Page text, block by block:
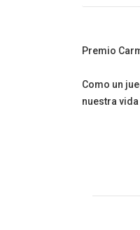
Premio
Como un
nuestra